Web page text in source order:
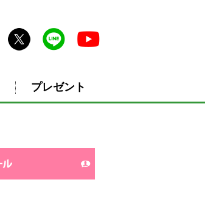
プレゼント